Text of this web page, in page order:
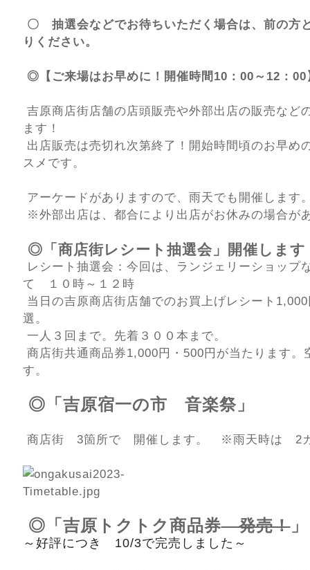
〇 抽選会などでお待ちいただく場合は、前の方
りください。
◎【ご来場はお早めに！開催時間10：00～12：00
吉原商店街店舗の店頭販売や外部出店の販売など
ます！
出店販売は売切れ次第終了！開始時間頃のお早め
スメです。
アーケードがありますので、雨天でも開催します
※外部出店は、都合により出店がお休みの場合が
◎「商店街レシート抽選会」開催します
レシート抽選会：今回は、ランジェリーショップ
て １０時～１２時
当日の吉原商店街店舗でのお買上げレシート
選。
一人３回まで。先着３００本まで。
商店街共通商品券1,000円・500円が当たります。
す。
◎「吉原宿一の市 音楽祭」
商店街 3箇所で 開催します。 ※雨天時は 2
◎「吉原トクトク商品券発売！」
～好評につき 10/3で完売しました～